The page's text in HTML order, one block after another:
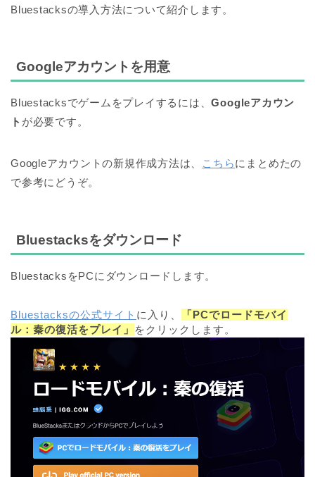
Bluestacksの導入方法について紹介します。
Googleアカウントを用意
Bluestacksでゲームをプレイするには、Googleアカウン
ト が必要です。
Googleアカウントの新規作成方法は、 こちらにまとめたの
で参考にどうぞ。
Bluestacksをダウンロード
BluestacksをPCにダウンロードします。
Bluestacksの公式サイト に入り、
「PCでロードモバイ
ル：秦の復活をプレイ」
をクリックします。